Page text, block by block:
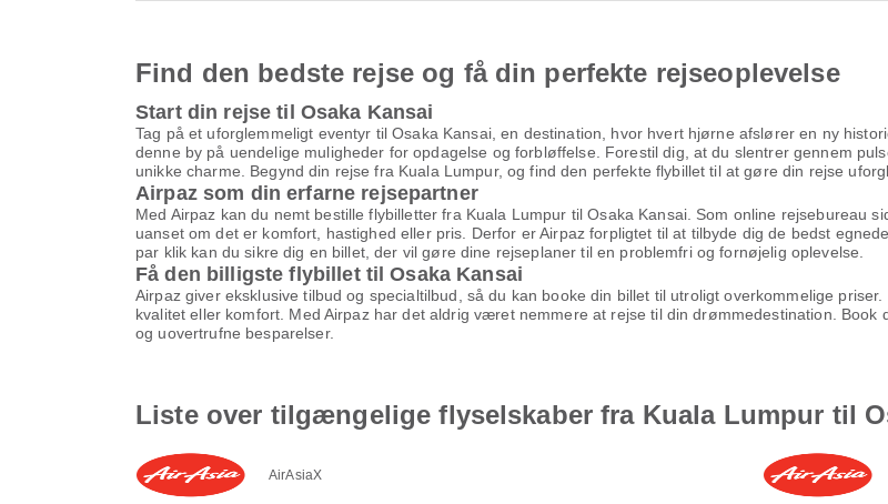
Find den bedste rejse og få din perfekte rejseoplevelse
Start din rejse til Osaka Kansai
Tag på et uforglemmeligt eventyr til Osaka Kansai, en destination, hvor hvert hjørne afslører en ny
denne by på uendelige muligheder for opdagelse og forbløffelse. Forestil dig, at du slentrer gennem
unikke charme. Begynd din rejse fra Kuala Lumpur, og find den perfekte flybillet til at gøre din rejse
Airpaz som din erfarne rejsepartner
Med Airpaz kan du nemt bestille flybilletter fra Kuala Lumpur til Osaka Kansai. Som online rejsebureau
uanset om det er komfort, hastighed eller pris. Derfor er Airpaz forpligtet til at tilbyde dig de bedst
par klik kan du sikre dig en billet, der vil gøre dine rejseplaner til en problemfri og fornøjelig oplevelse.
Få den billigste flybillet til Osaka Kansai
Airpaz giver eksklusive tilbud og specialtilbud, så du kan booke din billet til utroligt overkommelige
kvalitet eller komfort. Med Airpaz har det aldrig været nemmere at rejse til din drømmedestination.
og uovertrufne besparelser.
Liste over tilgængelige flyselskaber fra Kuala Lumpur til
AirAsiaX